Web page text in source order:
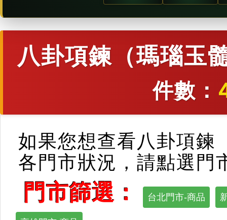
八卦項鍊（瑪瑙玉
件數：
如果您想查看八卦項鍊
各門市狀況，請點選門
門市篩選： 台北門市-商品